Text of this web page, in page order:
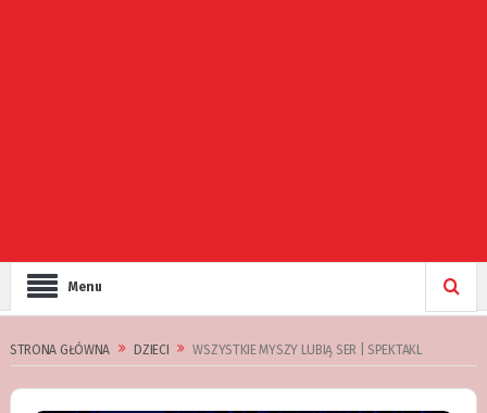
Menu
STRONA GŁÓWNA DZIECI WSZYSTKIE MYSZY LUBIĄ SER | SPEKTAKL